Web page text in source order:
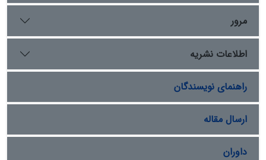
مرور
اطلاعات نشریه
راهنمای نویسندگان
ارسال مقاله
داوران